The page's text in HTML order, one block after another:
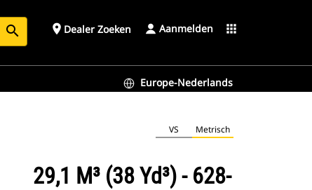
search place Dealer Zoeken Aanmelden apps
Europe-Nederlands
VS Metrisch
29,1 M³ (38 Yd³) - 628-